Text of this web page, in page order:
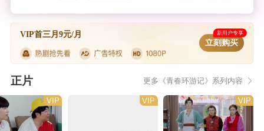
VIP首三月9元/月 新用户专享
立刻购买
正片 更多《青春环游记》系列内容
VIP VIP VIP